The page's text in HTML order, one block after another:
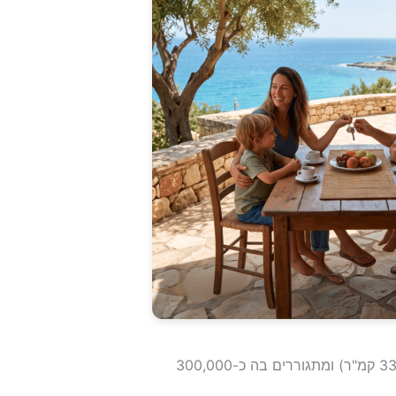
צפון קפריסין מהווה 37% משטחו של האי קפריסין (כ-3300 קמ"ר) ומתגוררים בה כ-300,000